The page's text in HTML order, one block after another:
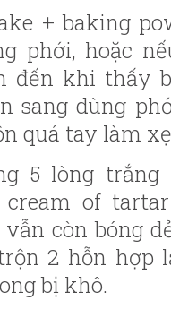
+ baking
phới, hoặc
đến khi thấy
sang dùng
quá tay làm
5 lòng
of
còn bóng
2 hỗn hợp
bị khô.